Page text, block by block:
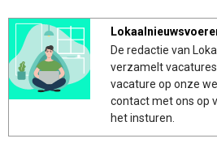
De redactie van
verzamelt
vacature op onze
contact met ons op
het insturen.